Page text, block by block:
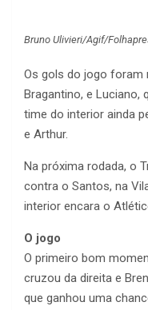
Bruno Ulivieri/Agif/
Os gols do jogo foram
Bragantino, e Luciano,
time do interior ainda
e Arthur.
Na próxima rodada, o
contra o Santos, na
interior encara o
O jogo
O primeiro bom
cruzou da direita e
que ganhou uma